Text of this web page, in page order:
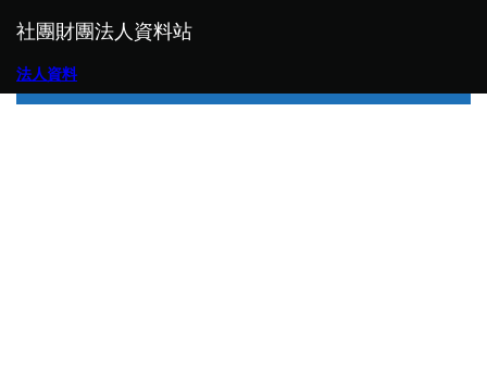
社團財團法人資料站
法人資料